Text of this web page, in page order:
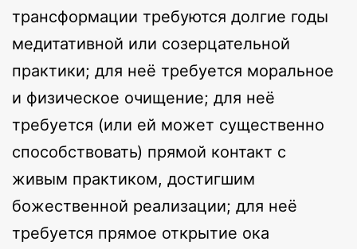
трансформации требуются долгие годы
медитативной или созерцательной
практики; для неё требуется моральное
и физическое очищение; для неё
требуется (или ей может существенно
способствовать) прямой контакт с
живым практиком, достигшим
божественной реализации; для неё
требуется прямое открытие ока